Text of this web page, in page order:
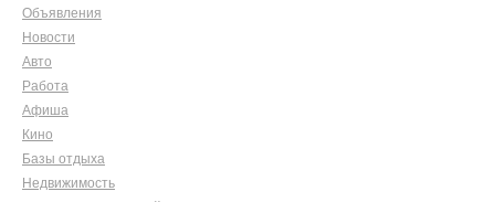
Объявления
Новости
Авто
Работа
Афиша
Кино
Базы отдыха
Недвижимость